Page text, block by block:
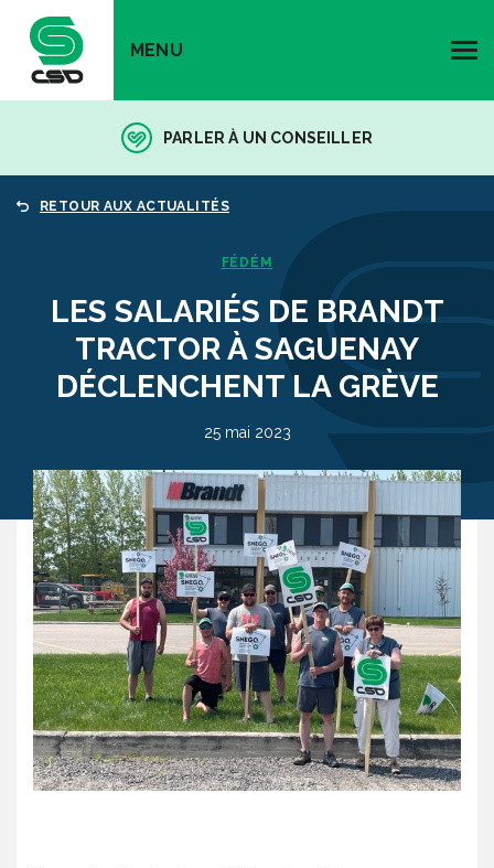
MENU
PARLER À UN CONSEILLER
RETOUR AUX ACTUALITÉS
FÉDÉM
LES SALARIÉS DE BRANDT
TRACTOR À SAGUENAY
DÉCLENCHENT LA GRÈVE
25 mai 2023